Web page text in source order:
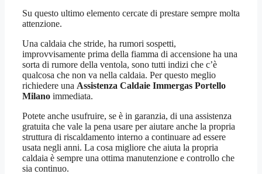
Su questo ultimo elemento cercate di prestare sempre molta
attenzione.
Una caldaia che stride, ha rumori sospetti,
improvvisamente prima della fiamma di accensione ha una
sorta di rumore della ventola, sono tutti indizi che c’è
qualcosa che non va nella caldaia. Per questo meglio
richiedere una Assistenza Caldaie Immergas Portello
Milano immediata.
Potete anche usufruire, se è in garanzia, di una assistenza
gratuita che vale la pena usare per aiutare anche la propria
struttura di riscaldamento interno a continuare ad essere
usata negli anni. La cosa migliore che aiuta la propria
caldaia è sempre una ottima manutenzione e controllo che
sia continuo.